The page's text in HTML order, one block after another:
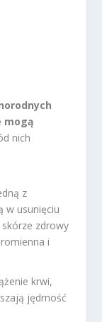
mogą
nich
z
w usunięciu
zdrowy
i
krwi,
jędrność